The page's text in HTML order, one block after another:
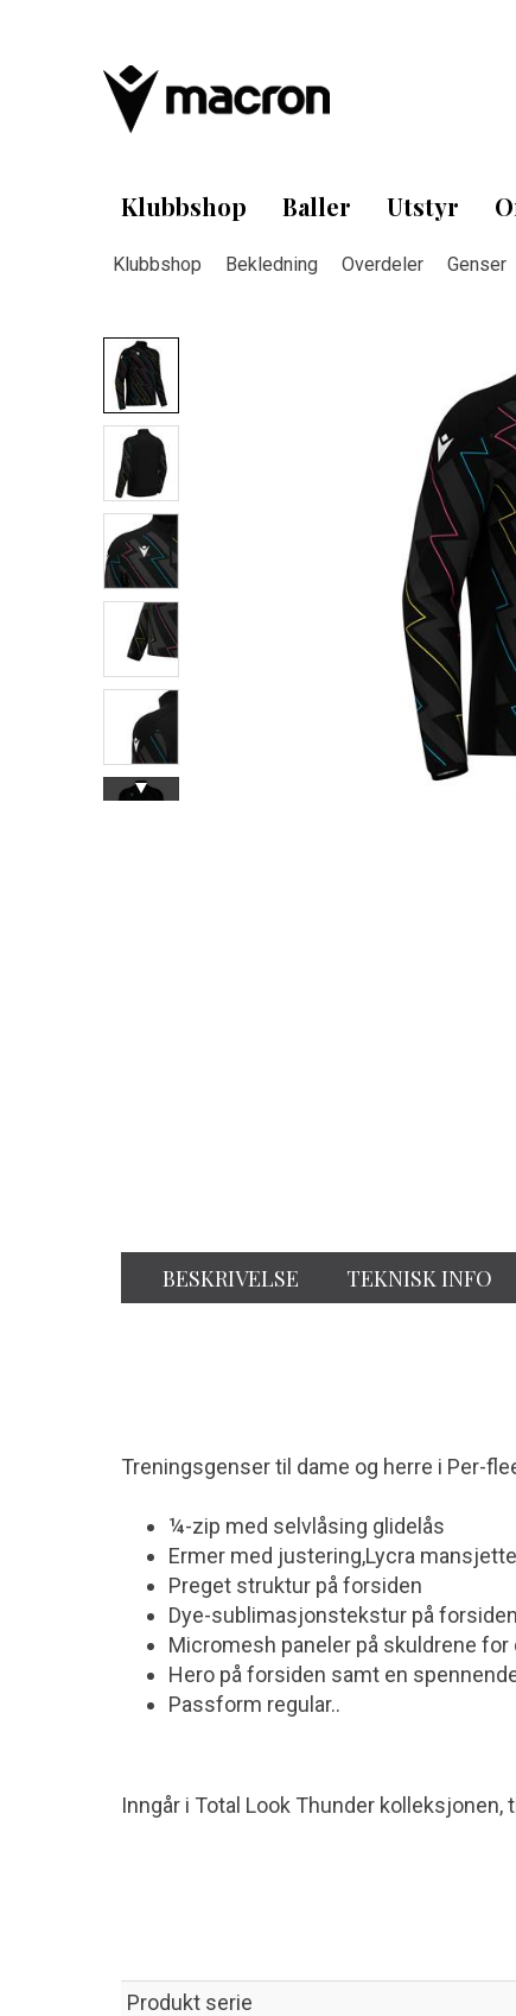
Klubbshop Baller Utstyr
Klubbshop Bekledning Overdeler Genser
BESKRIVELSE TEKNISK INFO
Treningsgenser til dame og herre i Per-
¼-zip med selvlåsing glidelås
Ermer med justering,Lycra
Preget struktur på forsiden
Dye-sublimasjonstekstur på
Micromesh paneler på skuldrene
Hero på forsiden samt en
Passform regular..
Inngår i Total Look Thunder kolleksjonen,
Produkt serie